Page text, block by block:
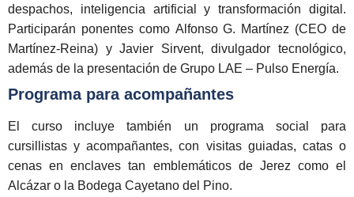
despachos, inteligencia artificial y transformación digital.
Participarán ponentes como Alfonso G. Martínez (CEO de
Martínez-Reina) yJavier Sirvent, divulgador tecnológico,
además de la presentación de Grupo LAE – Pulso Energía.
Programa para acompañantes
El curso incluye también un programa social para
cursillistas y acompañantes, con visitas guiadas, catas o
cenasen enclaves tan emblemáticos de Jerez como el
Alcázar o la Bodega Cayetano del Pino.